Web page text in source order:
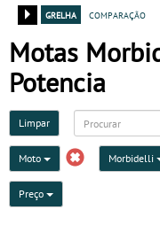
grelha
comparação
Motas
Potencia
Limpar
Moto Morbidelli
Preço